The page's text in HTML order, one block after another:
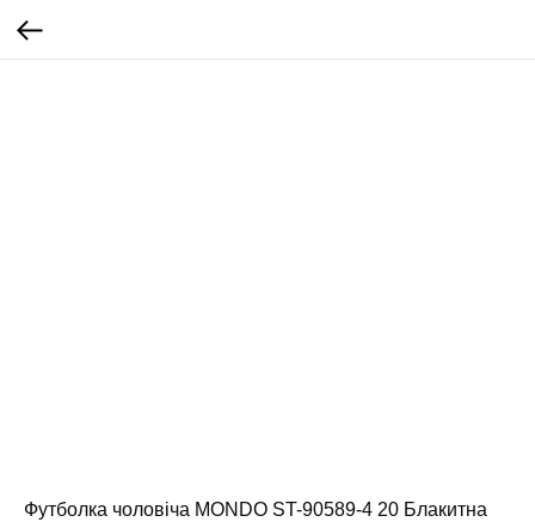
Футболка чоловіча MONDO ST-90589-4 20 Блакитна